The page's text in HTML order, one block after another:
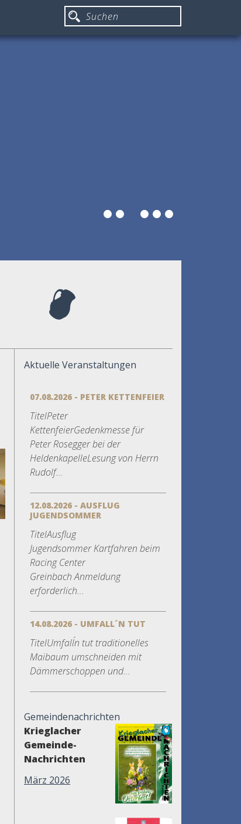
Aktuelle Veranstaltungen
07.08.2026 - PETER KETTENFEIER
TitelPeter
KettenfeierGedenkmesse für
Peter Rosegger bei der
HeldenkapelleLesung von Herrn
Rudolf...
12.08.2026 - AUSFLUG
JUGENDSOMMER
TitelAusflug
Jugendsommer Kartfahren beim
Racing Center
Greinbach Anmeldung
erforderlich...
14.08.2026 - UMFALL´N TUT
TitelUmfall´n tut traditionelles
Maibaum umschneiden mit
Dämmerschoppen und...
Gemeindenachrichten
Krieglacher
Gemeinde-
Nachrichten
März 2026